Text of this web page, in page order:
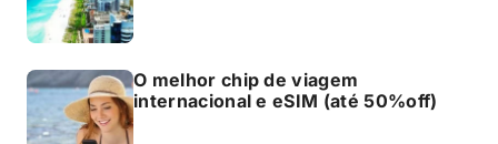
O melhor chip de viagem
internacional e eSIM (até 50%off)